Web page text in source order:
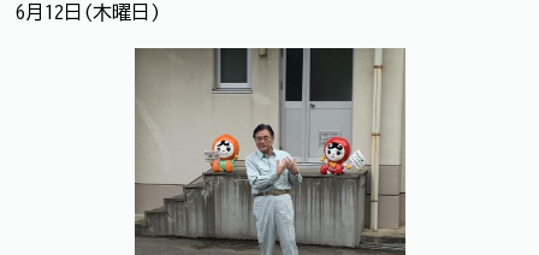
6月12日(木曜日)